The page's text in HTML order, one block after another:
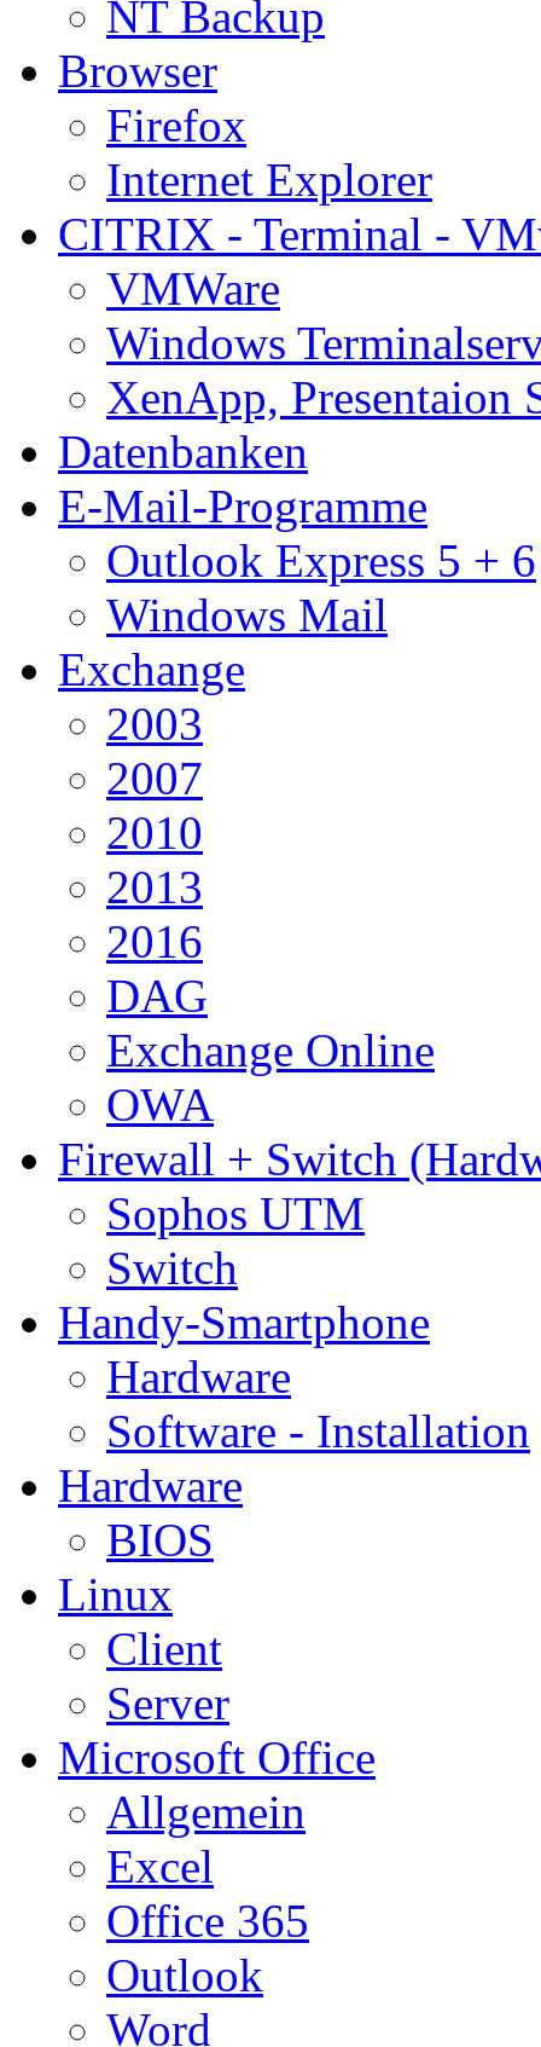
NT Backup
Browser
Firefox
Internet Explorer
CITRIX - Terminal -
VMWare
Windows
XenApp, Presentaion
Datenbanken
E-Mail-Programme
Outlook Express 5 + 6
Windows Mail
Exchange
2003
2007
2010
2013
2016
DAG
Exchange Online
OWA
Firewall + Switch
Sophos UTM
Switch
Handy-Smartphone
Hardware
Software - Installation
Hardware
BIOS
Linux
Client
Server
Microsoft Office
Allgemein
Excel
Office 365
Outlook
Word